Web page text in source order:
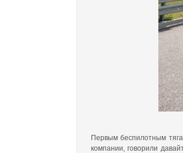
Первым беспилотным
компании, говорили